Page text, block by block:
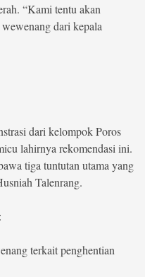
“Kami tentu akan
dari kepala
dari kelompok Poros
lahirnya rekomendasi ini.
tiga tuntutan utama yang
Talenrang.
terkait penghentian